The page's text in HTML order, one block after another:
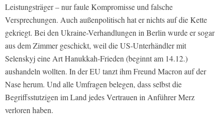
Leistungsträger – nur faule Kompromisse und falsche
Versprechungen. Auch außenpolitisch hat er nichts auf die Kette
gekriegt. Bei den Ukraine-Verhandlungen in Berlin wurde er sogar
aus dem Zimmer geschickt, weil die US-Unterhändler mit
Selenskyj eine Art Hanukkah-Frieden (beginnt am 14.12.)
aushandeln wollten. In der EU tanzt ihm Freund Macron auf der
Nase herum. Und alle Umfragen belegen, dass selbst die
Begriffsstutzigen im Land jedes Vertrauen in Anführer Merz
verloren haben.